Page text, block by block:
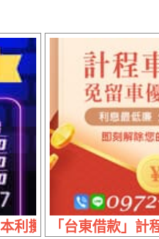
機八大借款
利攤還 | 借5萬 分24期
「台東借款」